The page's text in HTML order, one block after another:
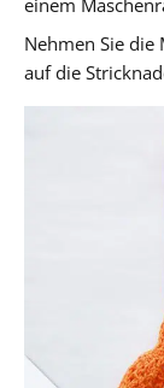
Nehmen Sie die
auf die